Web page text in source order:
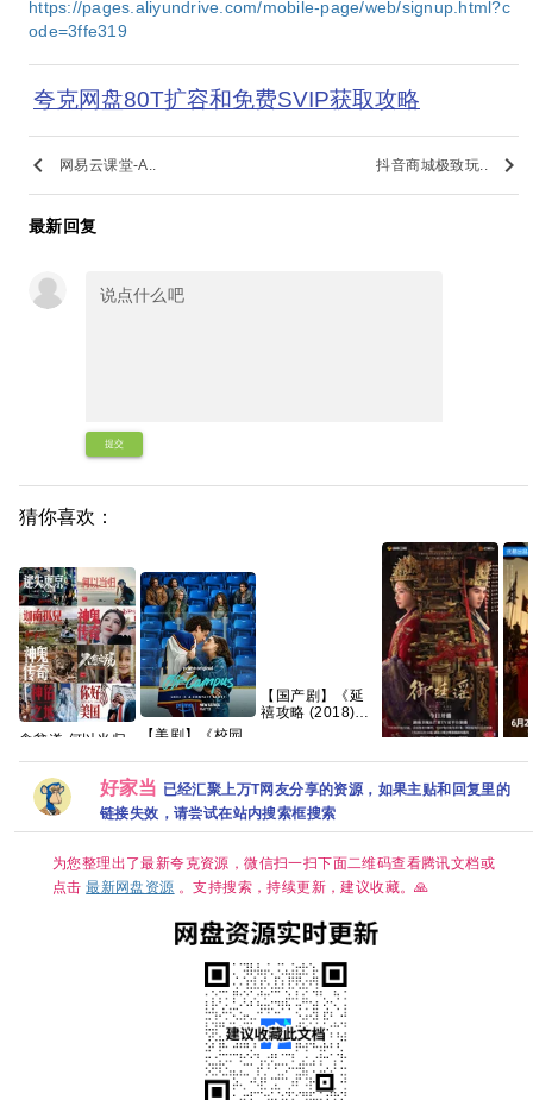
https://pages.aliyundrive.com/mobile-page/web/signup.html?c
ode=3ffe319
夸克网盘80T扩容和免费SVIP获取攻略
keyboard_arrow_left 网易云课堂-A.. 抖音商城极致玩.. keyboard_arrow_right
最新回复
提交
猜你喜欢：
食贫道 何以当归
[5.9GB]
【美剧】《校园
园恋曲 / 校外》
【中英字幕】
【夸克】
【国产剧】《延
禧攻略 (2018)》
【124G】
御廷谣(2026)更
新中[4K+1080P.
国语中字.网盘资
【
集
【
好家当 已经汇聚上万T网友分享的资源，如果主贴和回复里的
链接失效，请尝试在站内搜索框搜索
为您整理出了最新夸克资源，微信扫一扫下面二维码查看腾讯文档或
点击最新网盘资源 。支持搜索，持续更新，建议收藏。🙏